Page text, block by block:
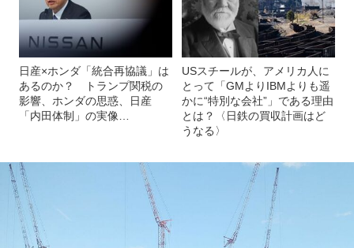
日産×ホンダ「統合再協議」は
あるのか？ トランプ関税の
影響、ホンダの思惑、日産
「内田体制」の実像…
USスチールが、アメリカ人に
とって「GMよりIBMよりも遥
かに“特別な会社”」である理由
とは？〈日鉄の買収計画はど
うなる〉